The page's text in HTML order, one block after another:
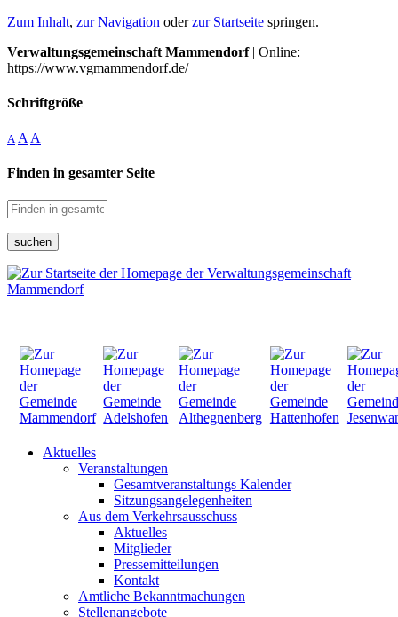
Zum Inhalt, zur Navigation oderzur Startseite springen.
Verwaltungsgemeinschaft Mammendorf| Online:
https://www.vgmammendorf.de/
Schriftgröße
A A A
Finden in gesamter Seite
suchen
Aktuelles
Veranstaltungen
Gesamtveranstaltungs Kalender
Sitzungsangelegenheiten
Aus dem Verkehrsausschuss
Aktuelles
Mitglieder
Pressemitteilungen
Kontakt
Amtliche Bekanntmachungen
Stellenangebote